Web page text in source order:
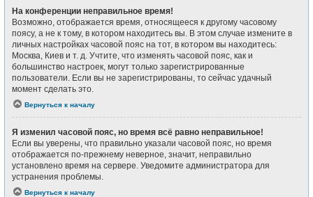
На конференции неправильное время!
Возможно, отображается время, относящееся к другому часовому
поясу, а не к тому, в котором находитесь вы. В этом случае измените в
личных настройках часовой пояс на тот, в котором вы находитесь:
Москва, Киев и т. д. Учтите, что изменять часовой пояс, как и
большинство настроек, могут только зарегистрированные
пользователи. Если вы не зарегистрированы, то сейчас удачный
момент сделать это.
Вернуться к началу
Я изменил часовой пояс, но время всё равно неправильное!
Если вы уверены, что правильно указали часовой пояс, но время
отображается по-прежнему неверное, значит, неправильно
установлено время на сервере. Уведомите администратора для
устранения проблемы.
Вернуться к началу